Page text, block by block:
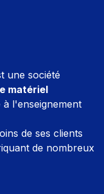
une société
matériel
à l'enseignement
de ses clients
de nombreux